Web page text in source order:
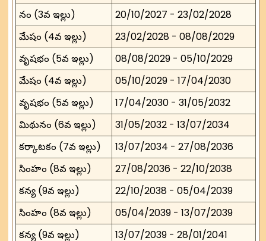
మీనం (3వ ఇల్లు)
20/10/2027 - 23/02/2028
మేషం (4వ ఇల్లు)
23/02/2028 - 08/08/2029
వృషభం (5వ ఇల్లు)
08/08/2029 - 05/10/2029
మేషం (4వ ఇల్లు)
05/10/2029 - 17/04/2030
వృషభం (5వ ఇల్లు)
17/04/2030 - 31/05/2032
మిథునం (6వ ఇల్లు)
31/05/2032 - 13/07/2034
కర్కాటకం (7వ ఇల్లు)
13/07/2034 - 27/08/2036
సింహం (8వ ఇల్లు)
27/08/2036 - 22/10/2038
కన్య (9వ ఇల్లు)
22/10/2038 - 05/04/2039
సింహం (8వ ఇల్లు)
05/04/2039 - 13/07/2039
కన్య (9వ ఇల్లు)
13/07/2039 - 28/01/2041